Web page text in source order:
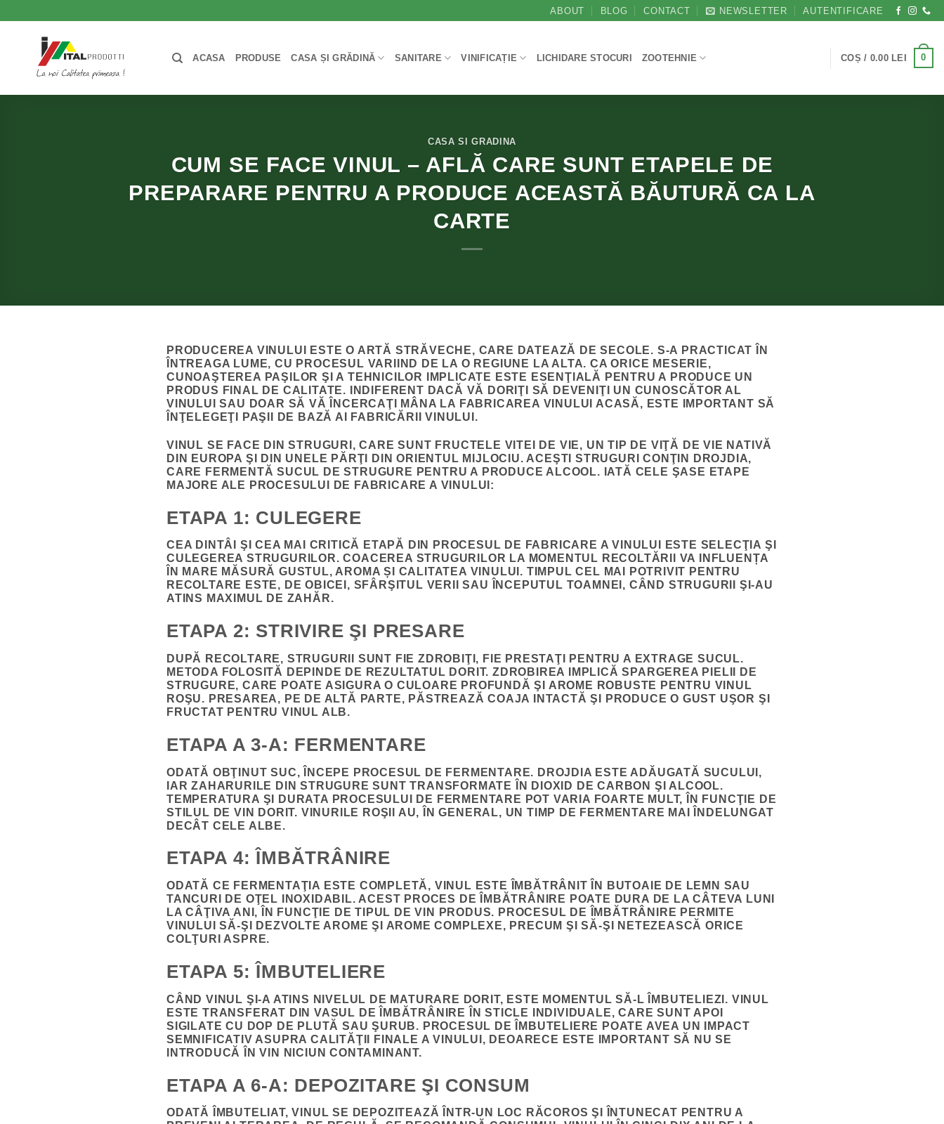
ABOUT BLOG CONTACT NEWSLETTER AUTENTIFICARE
ACASA PRODUSE CASA ȘI GRĂDINĂ SANITARE VINIFICAȚIE LICHIDARE STOCURI ZOOTEHNIE COȘ / 0.00 LEI 0
CASA SI GRADINA
CUM SE FACE VINUL – AFLĂ CARE SUNT ETAPELE DE
PREPARARE PENTRU A PRODUCE ACEASTĂ BĂUTURĂ CA LA
CARTE
PRODUCEREA VINULUI
ESTE O ARTĂ STRĂVECHE, CARE DATEAZĂ DE SECOLE. S-A PRACTICAT ÎN
ÎNTREAGA LUME, CU PROCESUL VARIIND DE LA O REGIUNE LA ALTA. CA ORICE MESERIE,
CUNOAŞTEREA PAŞILOR ŞI A TEHNICILOR IMPLICATE ESTE ESENŢIALĂ PENTRU A PRODUCE UN
PRODUS FINAL DE CALITATE. INDIFERENT DACĂ VĂ DORIŢI SĂ DEVENIŢI UN CUNOSCĂTOR AL
VINULUI SAU DOAR SĂ VĂ ÎNCERCAŢI MÂNA LA FABRICAREA VINULUI ACASĂ, ESTE IMPORTANT SĂ
ÎNŢELEGEŢI
PAŞII DE BAZĂ AI FABRICĂRII VINULUI.
VINUL SE FACE DINSTRUGURI , CARE SUNT FRUCTELE VITEI DE VIE, UN TIP DE VIŢĂ DE VIE NATIVĂ
DIN EUROPA ŞI DIN UNELE PĂRŢI DIN ORIENTUL MIJLOCIU. ACEŞTI STRUGURI CONŢIN DROJDIA,
CARE FERMENTĂ SUCUL DE STRUGURE PENTRU A PRODUCE ALCOOL. IATĂ CELE ŞASE ETAPE
MAJORE ALE PROCESULUI DE FABRICARE A VINULUI:
ETAPA 1: CULEGERE
CEA DINTÂI ŞI CEA MAI CRITICĂ ETAPĂ DIN PROCESUL DE FABRICARE A VINULUI ESTE SELECŢIA ŞI
CULEGEREA STRUGURILOR. COACEREA STRUGURILOR LA MOMENTUL RECOLTĂRII VA INFLUENȚA
ÎN MARE MĂSURĂ GUSTUL, AROMA ȘI CALITATEA VINULUI. TIMPUL CEL MAI POTRIVIT PENTRU
RECOLTARE ESTE, DE OBICEI, SFÂRŞITUL VERII SAU ÎNCEPUTUL TOAMNEI, CÂND STRUGURII ŞI-AU
ATINS MAXIMUL DE ZAHĂR.
ETAPA 2: STRIVIRE ŞI PRESARE
DUPĂ RECOLTARE, STRUGURII SUNT FIE ZDROBIŢI, FIE PRESTAŢI PENTRU A EXTRAGE SUCUL.
METODA FOLOSITĂ DEPINDE DE REZULTATUL DORIT. ZDROBIREA IMPLICĂ SPARGEREA PIELII DE
STRUGURE, CARE POATE ASIGURA O CULOARE PROFUNDĂ ŞI AROME ROBUSTE PENTRU VINUL
ROŞU. PRESAREA, PE DE ALTĂ PARTE, PĂSTREAZĂ COAJA INTACTĂ ŞI PRODUCE O GUST UŞOR ŞI
FRUCTAT PENTRU VINUL ALB.
ETAPA A 3-A: FERMENTARE
ODATĂ OBŢINUT SUC, ÎNCEPE PROCESUL DE FERMENTARE. DROJDIA ESTE ADĂUGATĂ SUCULUI,
IAR ZAHARURILE DIN STRUGURE SUNT TRANSFORMATE ÎN DIOXID DE CARBON ŞI ALCOOL.
TEMPERATURA ŞI DURATA PROCESULUI DE FERMENTARE POT VARIA FOARTE MULT, ÎN FUNCŢIE DE
STILUL DE VIN DORIT. VINURILE ROŞII AU, ÎN GENERAL, UN TIMP DE FERMENTARE MAI ÎNDELUNGAT
DECÂT CELE ALBE.
ETAPA 4: ÎMBĂTRÂNIRE
ODATĂ CE FERMENTAŢIA ESTE COMPLETĂ, VINUL ESTE ÎMBĂTRÂNIT ÎN BUTOAIE DE LEMN SAU
TANCURI DE OŢEL INOXIDABIL. ACEST PROCES DE ÎMBĂTRÂNIRE POATE DURA DE LA CÂTEVA LUNI
LA CÂŢIVA ANI, ÎN FUNCŢIE DE TIPUL DE VIN PRODUS. PROCESUL DE ÎMBĂTRÂNIRE PERMITE
VINULUI SĂ-ŞI DEZVOLTE AROME ŞI AROME COMPLEXE, PRECUM ŞI SĂ-ŞI NETEZEASCĂ ORICE
COLŢURI ASPRE.
ETAPA 5: ÎMBUTELIERE
CÂND VINUL ŞI-A ATINS NIVELUL DE MATURARE DORIT, ESTE MOMENTUL SĂ-L ÎMBUTELIEZI. VINUL
ESTE TRANSFERAT DIN VASUL DE ÎMBĂTRÂNIRE ÎN STICLE INDIVIDUALE, CARE SUNT APOI
SIGILATE CU DOP DE PLUTĂ SAU ŞURUB. PROCESUL DE ÎMBUTELIERE POATE AVEA UN IMPACT
SEMNIFICATIV ASUPRA CALITĂŢII FINALE A VINULUI, DEOARECE ESTE IMPORTANT SĂ NU SE
INTRODUCĂ ÎN VIN NICIUN CONTAMINANT.
ETAPA A 6-A: DEPOZITARE ŞI CONSUM
ODATĂ ÎMBUTELIAT, VINUL SE DEPOZITEAZĂ ÎNTR-UN LOC RĂCOROS ŞI ÎNTUNECAT PENTRU A